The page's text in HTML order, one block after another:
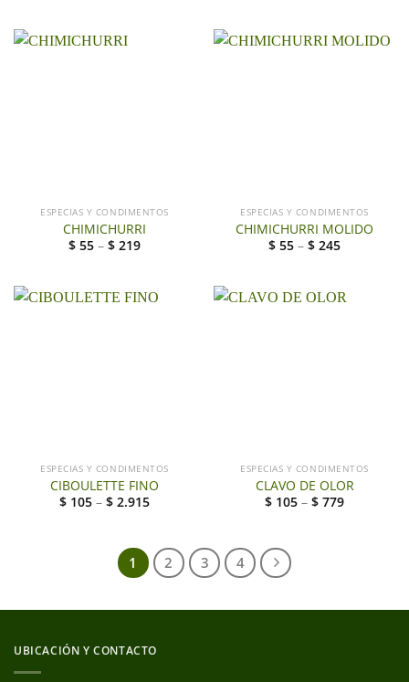
ESPECIAS Y CONDIMENTOS
CHIMICHURRI
$ 55 – $ 219
ESPECIAS Y CONDIMENTOS
CHIMICHURRI MOLIDO
$ 55 – $ 245
ESPECIAS Y CONDIMENTOS
CIBOULETTE FINO
$ 105 – $ 2.915
ESPECIAS Y CONDIMENTOS
CLAVO DE OLOR
$ 105 – $ 779
1 2 3 4
UBICACIÓN Y CONTACTO